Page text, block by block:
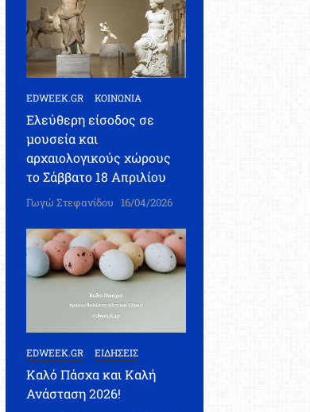
EDWEEK.GR ΚΟΙΝΩΝΙΑ
Ελεύθερη είσοδος σε
μουσεία και
αρχαιολογικούς χώρους
το Σάββατο 18 Απριλίου
Γωγώ Στεφανίδου 16/04/2026
EDWEEK.GR ΕΙΔΗΣΕΙΣ
Καλό Πάσχα και Καλή
Ανάσταση 2026!